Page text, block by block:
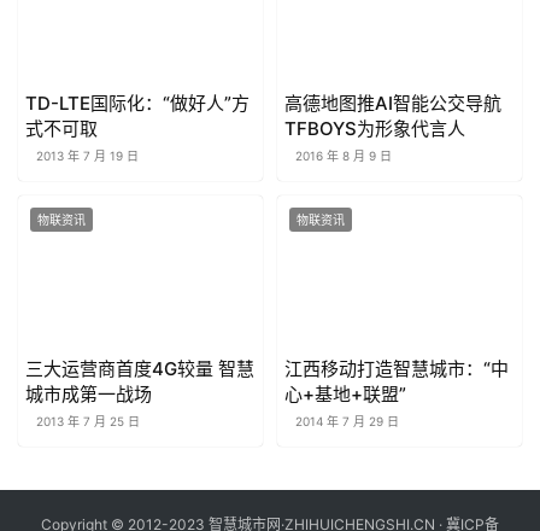
TD-LTE国际化：“做好人”方
式不可取
2013 年 7 月 19 日
高德地图推AI智能公交导航
TFBOYS为形象代言人
2016 年 8 月 9 日
物联资讯
三大运营商首度4G较量 智慧
城市成第一战场
2013 年 7 月 25 日
物联资讯
江西移动打造智慧城市：“中
心+基地+联盟”
2014 年 7 月 29 日
Copyright © 2012-2023 智慧城市网·ZHIHUICHENGSHI.CN · 冀ICP备